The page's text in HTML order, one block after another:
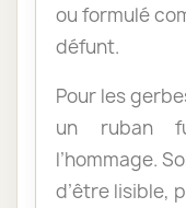
ou formulé
défunt.
Pour les
un ruban
l’hommage.
d’être lisible,